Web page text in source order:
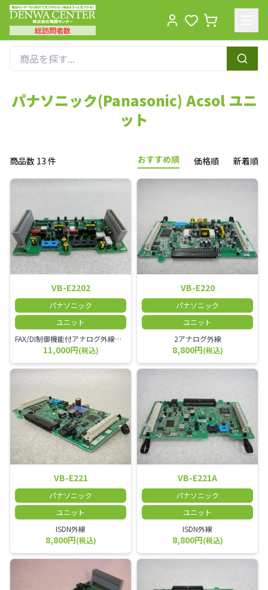
総訪問者数
パナソニック(Panasonic) Acsol ユニ
ット
商品数 13 件 おすすめ順 価格順 新着順
VB-E2202
パナソニック
ユニット
FAX/DI制御機能付アナログ外線増設
11,000円(税込)
VB-E220
パナソニック
ユニット
2アナログ外線
8,800円(税込)
VB-E221
パナソニック
ユニット
ISDN外線
8,800円(税込)
VB-E221A
パナソニック
ユニット
ISDN外線
8,800円(税込)